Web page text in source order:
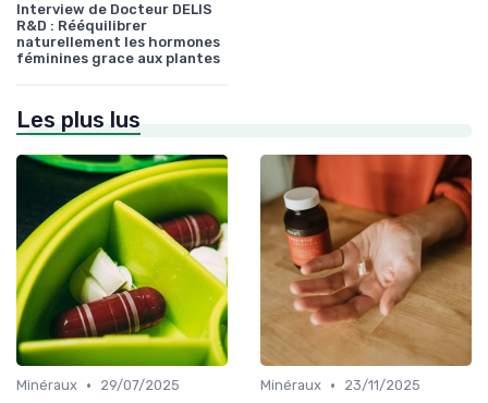
Interview de Docteur DELIS
R&D : Rééquilibrer
naturellement les hormones
féminines grace aux plantes
Les plus lus
Minéraux •
29/07/2025
Minéraux •
23/11/2025